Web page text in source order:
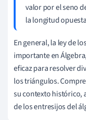
valor por el seno
la longitud
En general, la ley de
importante en
eficaz para resolver
los triángulos.
su contexto histórico,
de los entresijos del